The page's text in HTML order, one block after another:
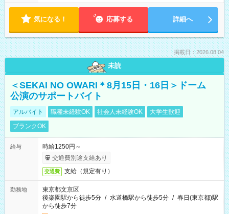
気になる！ 応募する 詳細へ
掲載日：2026.08.04
未読
＜SEKAI NO OWARI＊8月15日・16日＞ドーム
公演のサポートバイト
アルバイト 職種未経験OK 社会人未経験OK
大学生歓迎
ブランクOK
給与
時給1250円～
交通費別途支給あり
交通費 支給（規定有り）
勤務地
東京都文京区
後楽園駅から徒歩5分 / 水道橋駅から徒歩5分 / 春日(東京都)駅
から徒歩7分